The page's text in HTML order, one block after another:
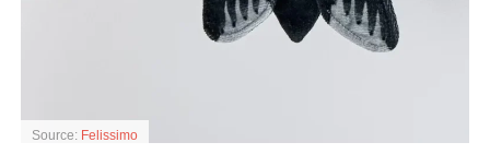
Source: Felissimo